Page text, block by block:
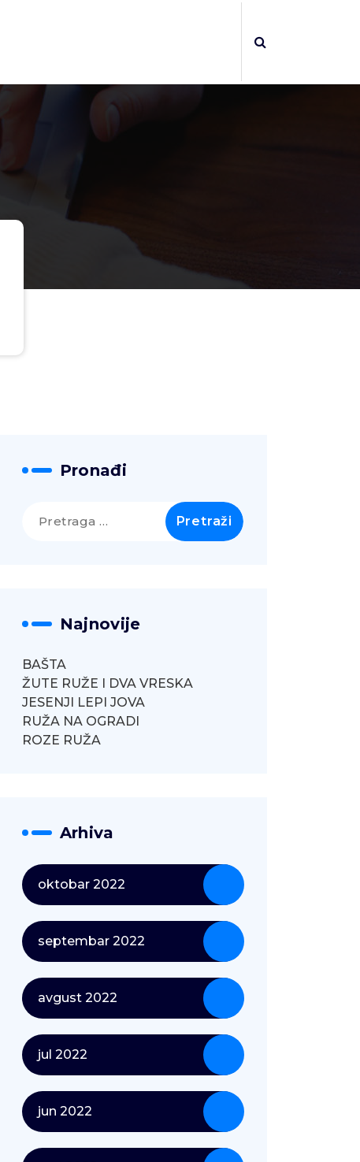
Pronađi
Najnovije
BAŠTA
ŽUTE RUŽE I DVA VRESKA
JESENJI LEPI JOVA
RUŽA NA OGRADI
ROZE RUŽA
Arhiva
oktobar 2022
septembar 2022
avgust 2022
jul 2022
jun 2022